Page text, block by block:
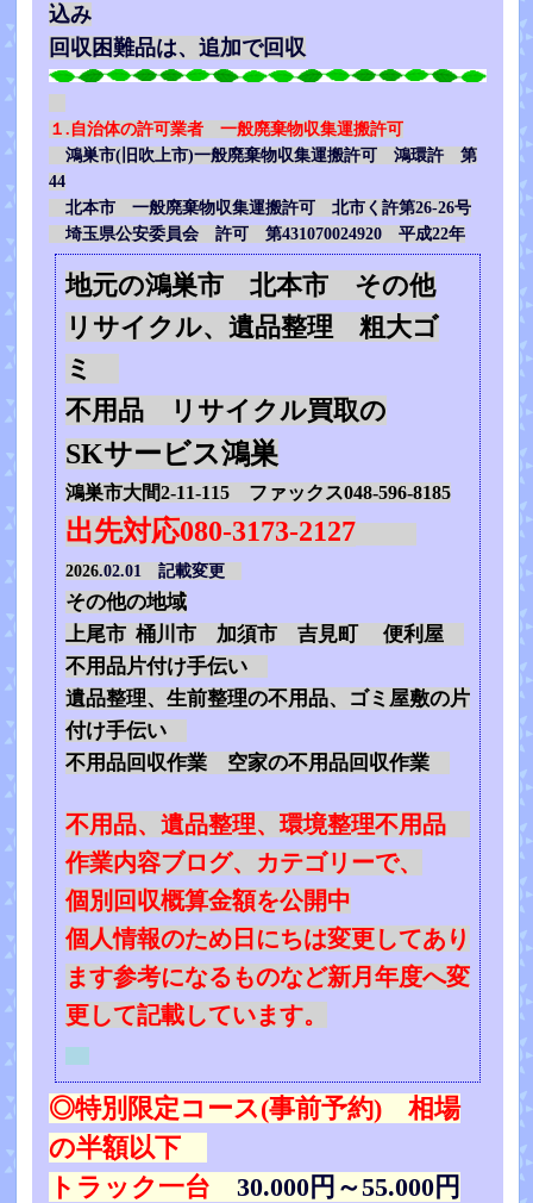
込み
回収困難品は、追加で回収
１.自治体の許可業者 一般廃棄物収集運搬許可
鴻巣市(旧吹上市)一般廃棄物収集運搬許可 鴻環許 第
44
北本市 一般廃棄物収集運搬許可 北市く許第26-26号
埼玉県公安委員会 許可 第431070024920 平成22年
地元の鴻巣市 北本市 その他
リサイクル、遺品整理 粗大ゴ
ミ
不用品 リサイクル買取の
SKサービス鴻巣
鴻巣市大間2-11-115 ファックス048-596-8185
出先対応080-3173-2127
2026.02.01 記載変更
その他の地域
上尾市 桶川市 加須市 吉見町 便利屋
不用品片付け手伝い
遺品整理、生前整理の不用品、ゴミ屋敷の片
付け手伝い
不用品回収作業 空家の不用品回収作業
不用品、遺品整理、環境整理不用品
作業内容ブログ、カテゴリーで、
個別回収概算金額を公開中
個人情報のため日にちは変更してあり
ます参考になるものなど新月年度へ変
更して記載しています。
◎特別限定コース(事前予約) 相場
の半額以下
トラック一台 30.000円～55.000円